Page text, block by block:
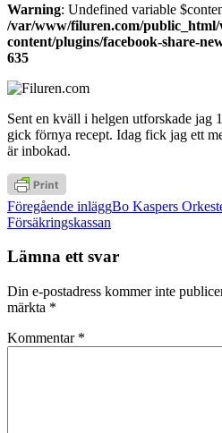
Warning: Undefined variable
/var/www/filuren.com/
content/plugins/facebook-share-
635
Sent en kväll i helgen utforskade jag
gick förnya recept. Idag fick jag ett
är inbokad.
Inläggsnavigering
Föregående inläggBo Kaspers
Försäkringskassan
Lämna ett svar
Din e-postadress kommer inte
märkta *
Kommentar *